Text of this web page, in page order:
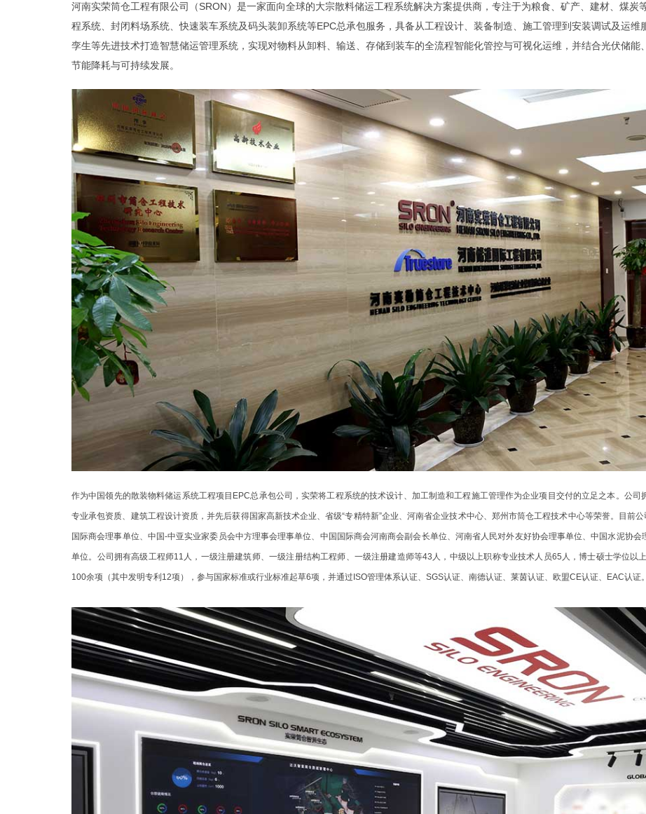
河南实荣筒仓工程有限公司（SRON）是一家面向全球的大宗散料储运工程系统解决方案提供商，专注于为粮食、矿产、建材、煤炭
程系统、封闭料场系统、快速装车系统及码头装卸系统等EPC总承包服务，具备从工程设计、装备制造、施工管理到安装调试及运
孪生等先进技术打造智慧储运管理系统，实现对物料从卸料、输送、存储到装车的全流程智能化管控与可视化运维，并结合光伏储
节能降耗与可持续发展。
作为中国领先的散装物料储运系统工程项目EPC总承包公司，实荣将工程系统的技术设计、加工制造和工程施工管理作为企业项目交付的立足之本。公
专业承包资质、建筑工程设计资质，并先后获得国家高新技术企业、省级“专精特新”企业、河南省企业技术中心、郑州市筒仓工程技术中心等荣誉。目前
国际商会理事单位、中国-中亚实业家委员会中方理事会理事单位、中国国际商会河南商会副会长单位、河南省人民对外友好协会理事单位、中国水泥协
单位。公司拥有高级工程师11人，一级注册建筑师、一级注册结构工程师、一级注册建造师等43人，中级以上职称专业技术人员65人，博士硕士学位以
100余项（其中发明专利12项），参与国家标准或行业标准起草6项，并通过ISO管理体系认证、SGS认证、南德认证、莱茵认证、欧盟CE认证、EAC认证。